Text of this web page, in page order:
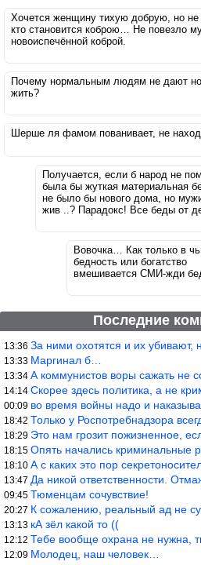
Хочется женщину тихую добрую, но не
кто становится коброю… Не повезло
новоиспечённой коброй.
Почему нормальным людям не дают
жить?
Шерше ля фамом пованивает, не
Получается, если б народ не
была бы жуткая материальная
не было бы нового дома, но
жив ..? Парадокс! Все беды от
Вовочка… Как только в
бедность или богатство
вмешивается СМИ-жди
Последние
13:36 За ними охотятся и их убивают,
13:33 Маргинал б…
13:34 А коммунистов воры сажать не
14:14 Скорее здесь политика, а не
00:09 во время войны надо и наказывать
18:42 Только у Роспотребнадзора всегда
18:29 Это нам грозит пожизненное, если
18:15 Опять начались криминальные
18:10 А с каких это пор секретоносителям
13:47 Да никой ответственности.
09:45 Тюменцам сочувствие!
20:27 К сожалению, реальный ад не
13:13 кА зёл какой то ((
12:12 Тебе вообще охрана не нужна, ты
12:09 Молодец, наш человек…